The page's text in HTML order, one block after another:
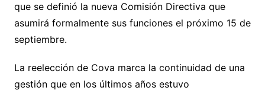
que se definió la nueva Comisión Directiva que
asumirá formalmente sus funciones el próximo 15 de
septiembre.
La reelección de Cova marca la continuidad de una
gestión que en los últimos años estuvo